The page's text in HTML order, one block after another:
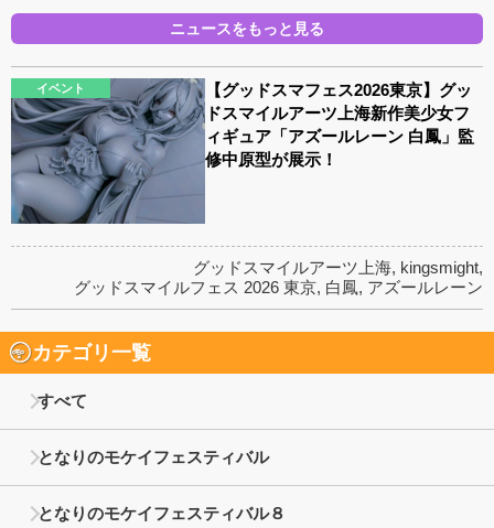
ニュースをもっと見る
イベント
【グッドスマフェス2026東京】グッ
ドスマイルアーツ上海新作美少女フ
ィギュア「アズールレーン 白鳳」監
修中原型が展示！
グッドスマイルアーツ上海, kingsmight,
グッドスマイルフェス 2026 東京, 白鳳, アズールレーン
カテゴリ一覧
すべて
となりのモケイフェスティバル
となりのモケイフェスティバル８